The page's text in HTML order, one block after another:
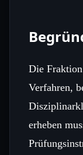
Die
Verfahren,
erheben